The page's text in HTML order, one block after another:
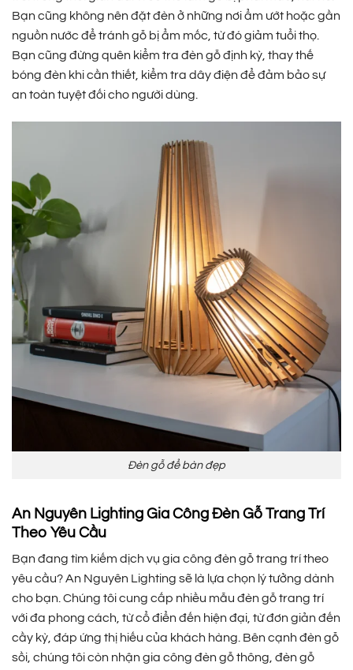
Bạn cũng không nên đặt đèn ở những nơi ẩm ướt hoặc gần
nguồn nước để tránh gỗ bị ẩm mốc, từ đó giảm tuổi thọ.
Bạn cũng đừng quên kiểm tra đèn gỗ định kỳ, thay thế
bóng đèn khi cần thiết, kiểm tra dây điện để đảm bảo sự
an toàn tuyệt đối cho người dùng.
Đèn gỗ để bàn đẹp
An Nguyên Lighting Gia Công Đèn Gỗ Trang Trí
Theo Yêu Cầu
Bạn đang tìm kiếm dịch vụ gia công đèn gỗ trang trí theo
yêu cầu? An Nguyên Lighting sẽ là lựa chọn lý tưởng dành
cho bạn. Chúng tôi cung cấp nhiều mẫu đèn gỗ trang trí
với đa phong cách, từ cổ điển đến hiện đại, từ đơn giản đến
cầy kỳ, đáp ứng thị hiếu của khách hàng. Bên cạnh đèn gỗ
sồi, chúng tôi còn nhận gia công đèn gỗ thông, đèn gỗ